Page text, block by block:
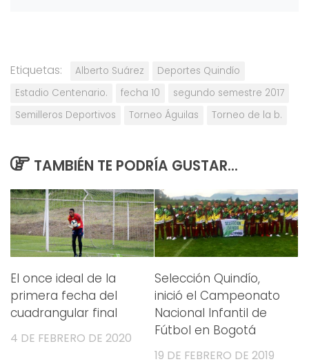
Etiquetas: Alberto Suárez
Deportes Quindío
Estadio Centenario.
fecha 10
segundo semestre 2017
Semilleros Deportivos
Torneo Águilas Torneo de la b.
TAMBIÉN TE PODRÍA GUSTAR...
El once ideal de la
primera fecha del
cuadrangular final
4 DE FEBRERO DE 2020
Selección Quindío,
inició el Campeonato
Nacional Infantil de
Fútbol en Bogotá
19 DE FEBRERO DE 2019